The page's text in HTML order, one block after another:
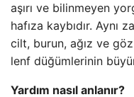
aşırı ve bilinmeyen
hafıza kaybıdır. Aynı
cilt, burun, ağız ve
lenf düğümlerinin
Yardım nasıl anlanır?